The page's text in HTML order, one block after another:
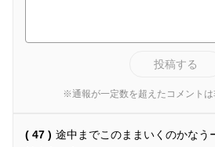
投稿する
※通報が一定数を超えたコメント
( 47 ) 途中までこのままいくのかなう